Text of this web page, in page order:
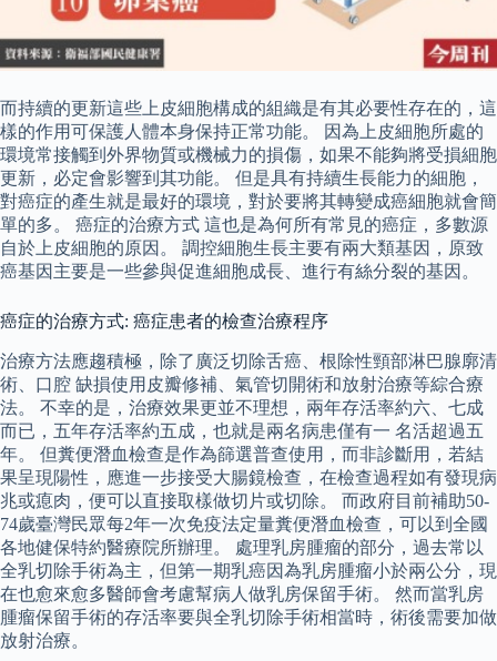
而持續的更新這些上皮細胞構成的組織是有其必要性存在的，這
樣的作用可保護人體本身保持正常功能。 因為上皮細胞所處的
環境常接觸到外界物質或機械力的損傷，如果不能夠將受損細胞
更新，必定會影響到其功能。 但是具有持續生長能力的細胞，
對癌症的產生就是最好的環境，對於要將其轉變成癌細胞就會簡
單的多。 癌症的治療方式 這也是為何所有常見的癌症，多數源
自於上皮細胞的原因。 調控細胞生長主要有兩大類基因，原致
癌基因主要是一些參與促進細胞成長、進行有絲分裂的基因。
癌症的治療方式: 癌症患者的檢查治療程序
治療方法應趨積極，除了廣泛切除舌癌、根除性頸部淋巴腺廓清
術、口腔 缺損使用皮瓣修補、氣管切開術和放射治療等綜合療
法。 不幸的是，治療效果更並不理想，兩年存活率約六、七成
而已，五年存活率約五成，也就是兩名病患僅有一 名活超過五
年。 但糞便潛血檢查是作為篩選普查使用，而非診斷用，若結
果呈現陽性，應進一步接受大腸鏡檢查，在檢查過程如有發現病
兆或瘜肉，便可以直接取樣做切片或切除。 而政府目前補助50-
74歲臺灣民眾每2年一次免疫法定量糞便潛血檢查，可以到全國
各地健保特約醫療院所辦理。 處理乳房腫瘤的部分，過去常以
全乳切除手術為主，但第一期乳癌因為乳房腫瘤小於兩公分，現
在也愈來愈多醫師會考慮幫病人做乳房保留手術。 然而當乳房
腫瘤保留手術的存活率要與全乳切除手術相當時，術後需要加做
放射治療。